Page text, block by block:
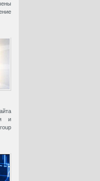
и